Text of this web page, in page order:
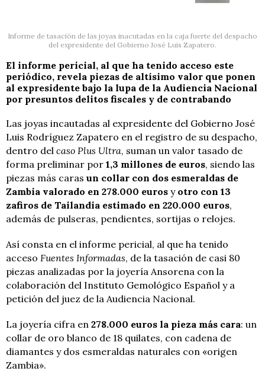
Informe de tasación de las joyas inacutadas en la caja fuerte del despacho
del expresidente del Gobierno José Luis Zapatero.
El informe pericial, al que ha tenido acceso este
periódico, revela piezas de altísimo valor que ponen
al expresidente bajo la lupa de la Audiencia Nacional
por presuntos delitos fiscales y de contrabando
Las joyas incautadas al expresidente del Gobierno José
Luis Rodríguez Zapatero en el registro de su despacho,
dentro del caso Plus Ultra, suman un valor tasado de
forma preliminar por 1,3 millones de euros, siendo las
piezas más carasun collar con dos esmeraldas de
Zambia valorado en 278.000 euros y otro con 13
zafiros de Tailandia estimado en 220.000 euros,
además de pulseras, pendientes, sortijas o relojes.
Así consta en el informe pericial, al que ha tenido
acceso Fuentes Informadas, de la tasación de casi 80
piezas analizadas por la joyería Ansorena con la
colaboración del Instituto Gemológico Español y a
petición del juez de la Audiencia Nacional.
La joyería cifra en 278.000 euros la pieza más cara: un
collar de oro blanco de 18 quilates, con cadena de
diamantes y dos esmeraldas naturales con «origen
Zambia».